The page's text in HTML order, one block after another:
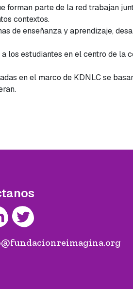
parte de la red trabajan
contextos.
de enseñanza y aprendizaje,
los estudiantes en el centro de
en el marco de KDNLC se